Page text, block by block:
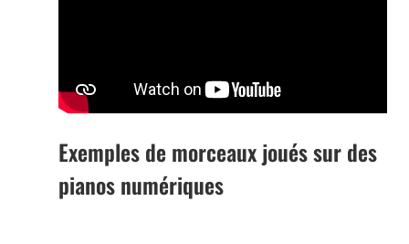
Exemples de morceaux joués sur des
pianos numériques